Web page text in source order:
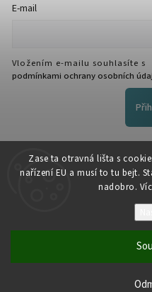
Zase ta otravná lišta s
nařízení EU a musí to tu bejt.
nadobro.
E-mail
Vložením e-mailu souhlasíte s
podmínkami ochrany osobních
FACEBOOK